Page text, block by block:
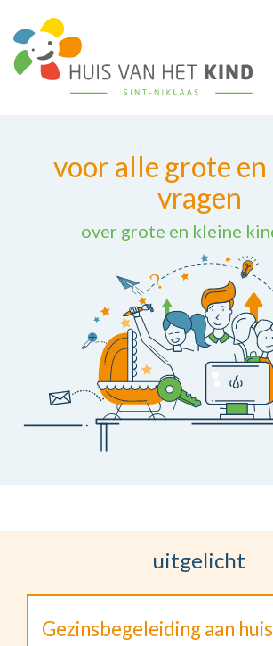
naar
de
voor alle grote
vragen
over grote en kleine
uitgelicht
Gezinsbegeleiding aan huis